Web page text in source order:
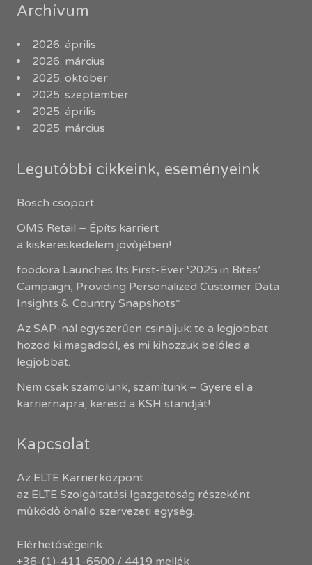
Archívum
2026. április
2026. március
2025. október
2025. szeptember
2025. április
2025. március
Legutóbbi cikkeink, eseményeink
Bosch csoport
OMS Retail – Építs karriert
a kiskereskedelem jövőjében!
foodora Launches Its First-Ever ‘2025 in Bites’
Campaign, Providing Personalized Customer Data
Insights & Country Snapshots*
Az SAP-nál egyszerűen csináljuk: te a legjobbat
hozod ki magadból, és mi kihozzuk belőled a
legjobbat.
Nem csak számolunk, számítunk – Gyere el a
karriernapra, keresd a KSH standját!
Kapcsolat
Az ELTE Karrierközpont
az ELTE Szolgáltatási Igazgatóság részeként
működő önálló szervezeti egység.
Elérhetőségeink:
+36-(1)-411-6500 / 4419 mellék